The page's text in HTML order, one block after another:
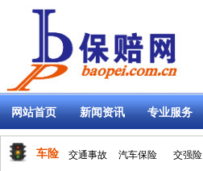
网站首页 新闻资讯 专业服务
车险 交通事故 汽车保险 交强险